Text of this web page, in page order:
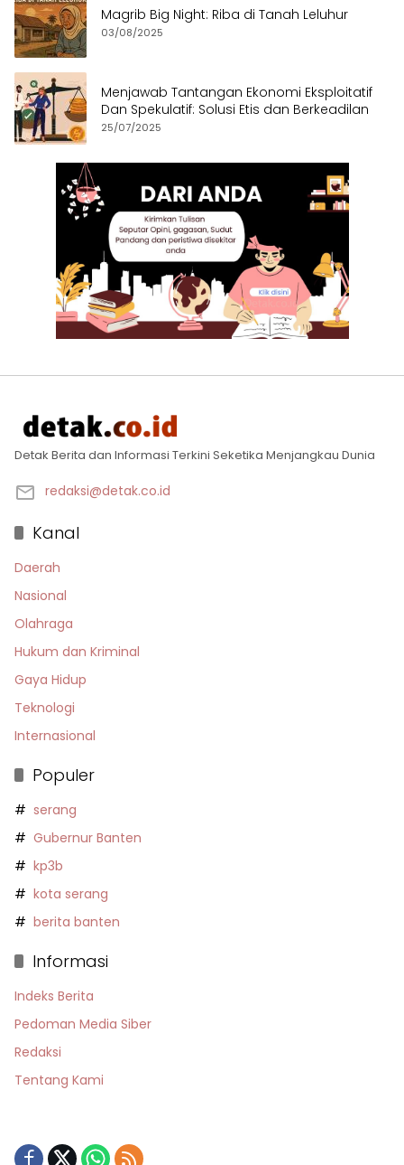
Magrib Big Night: Riba di Tanah Leluhur
03/08/2025
Menjawab Tantangan Ekonomi Eksploitatif
Dan Spekulatif: Solusi Etis dan Berkeadilan
25/07/2025
Detak Berita dan Informasi Terkini Seketika Menjangkau Dunia
redaksi@detak.co.id
Kanal
Daerah
Nasional
Olahraga
Hukum dan Kriminal
Gaya Hidup
Teknologi
Internasional
Populer
serang
Gubernur Banten
kp3b
kota serang
berita banten
Informasi
Indeks Berita
Pedoman Media Siber
Redaksi
Tentang Kami